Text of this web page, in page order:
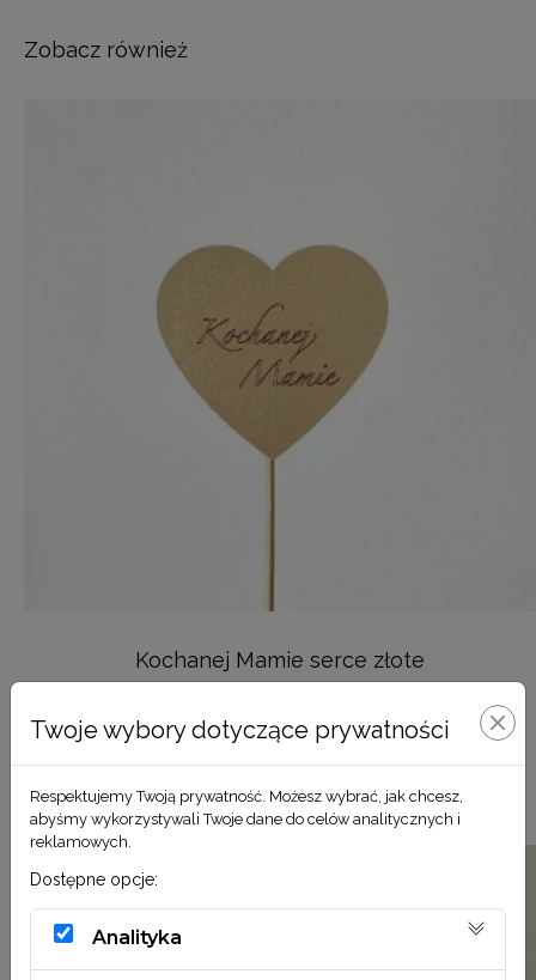
Zobacz również
Kochanej Mamie serce złote
DODAJ DO KOSZYKA
Twoje wybory dotyczące prywatności
Respektujemy Twoją prywatność. Możesz wybrać, jak chcesz,
abyśmy wykorzystywali Twoje dane do celów analitycznych i
reklamowych.
Dostępne opcje:
Analityka